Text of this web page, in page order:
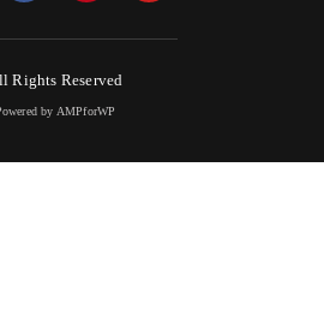
Rights Reserved
by AMPforWP